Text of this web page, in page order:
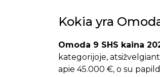
Kokia yra
Omoda 9 SHS kaina
kategorijoje,
apie 45.000 €, o su